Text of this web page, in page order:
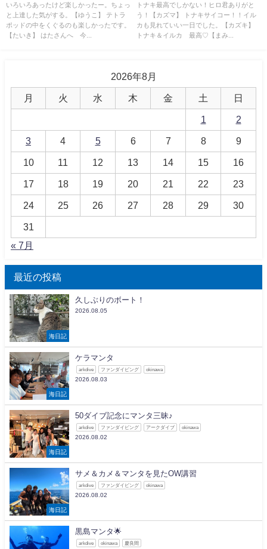
いろいろあったけど楽しかったー。ちょっ
と上達した気がする。【ゆうこ】 テトラ
ポッドの中をくぐるのも楽しかったです。
【たいき】 はたさんへ 今...
トナキ最高でしかない！ヒロ君ありがと
う！【カズマ】 トナキサイコー！！イル
カも見れていい一日でした。【カズキ】
トナキ＆イルカ 最高♡【まみ...
2026年8月
月 火 水 木 金 土 日
1 2
3 4 5 6 7 8 9
10 11 12 13 14 15 16
17 18 19 20 21 22 23
24 25 26 27 28 29 30
31
« 7月
最近の投稿
海日記
久しぶりのボート！
2026.08.05
海日記
ケラマンタ
arkdive ファンダイビング okinawa
2026.08.03
海日記
50ダイブ記念にマンタ三昧♪
arkdive ファンダイビング アークダイブ okinawa
2026.08.02
海日記
サメ＆カメ＆マンタを見たOW講習
arkdive ファンダイビング okinawa
2026.08.02
黒島マンタ🌟
arkdive okinawa 慶良間